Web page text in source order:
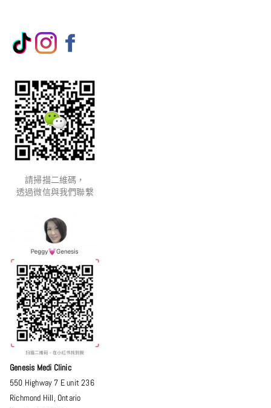
請掃描二維碼，
透過微信與我們聯繫
Genesis Medi Clinic
550 Highway 7 E unit 236
Richmond Hill, Ontario